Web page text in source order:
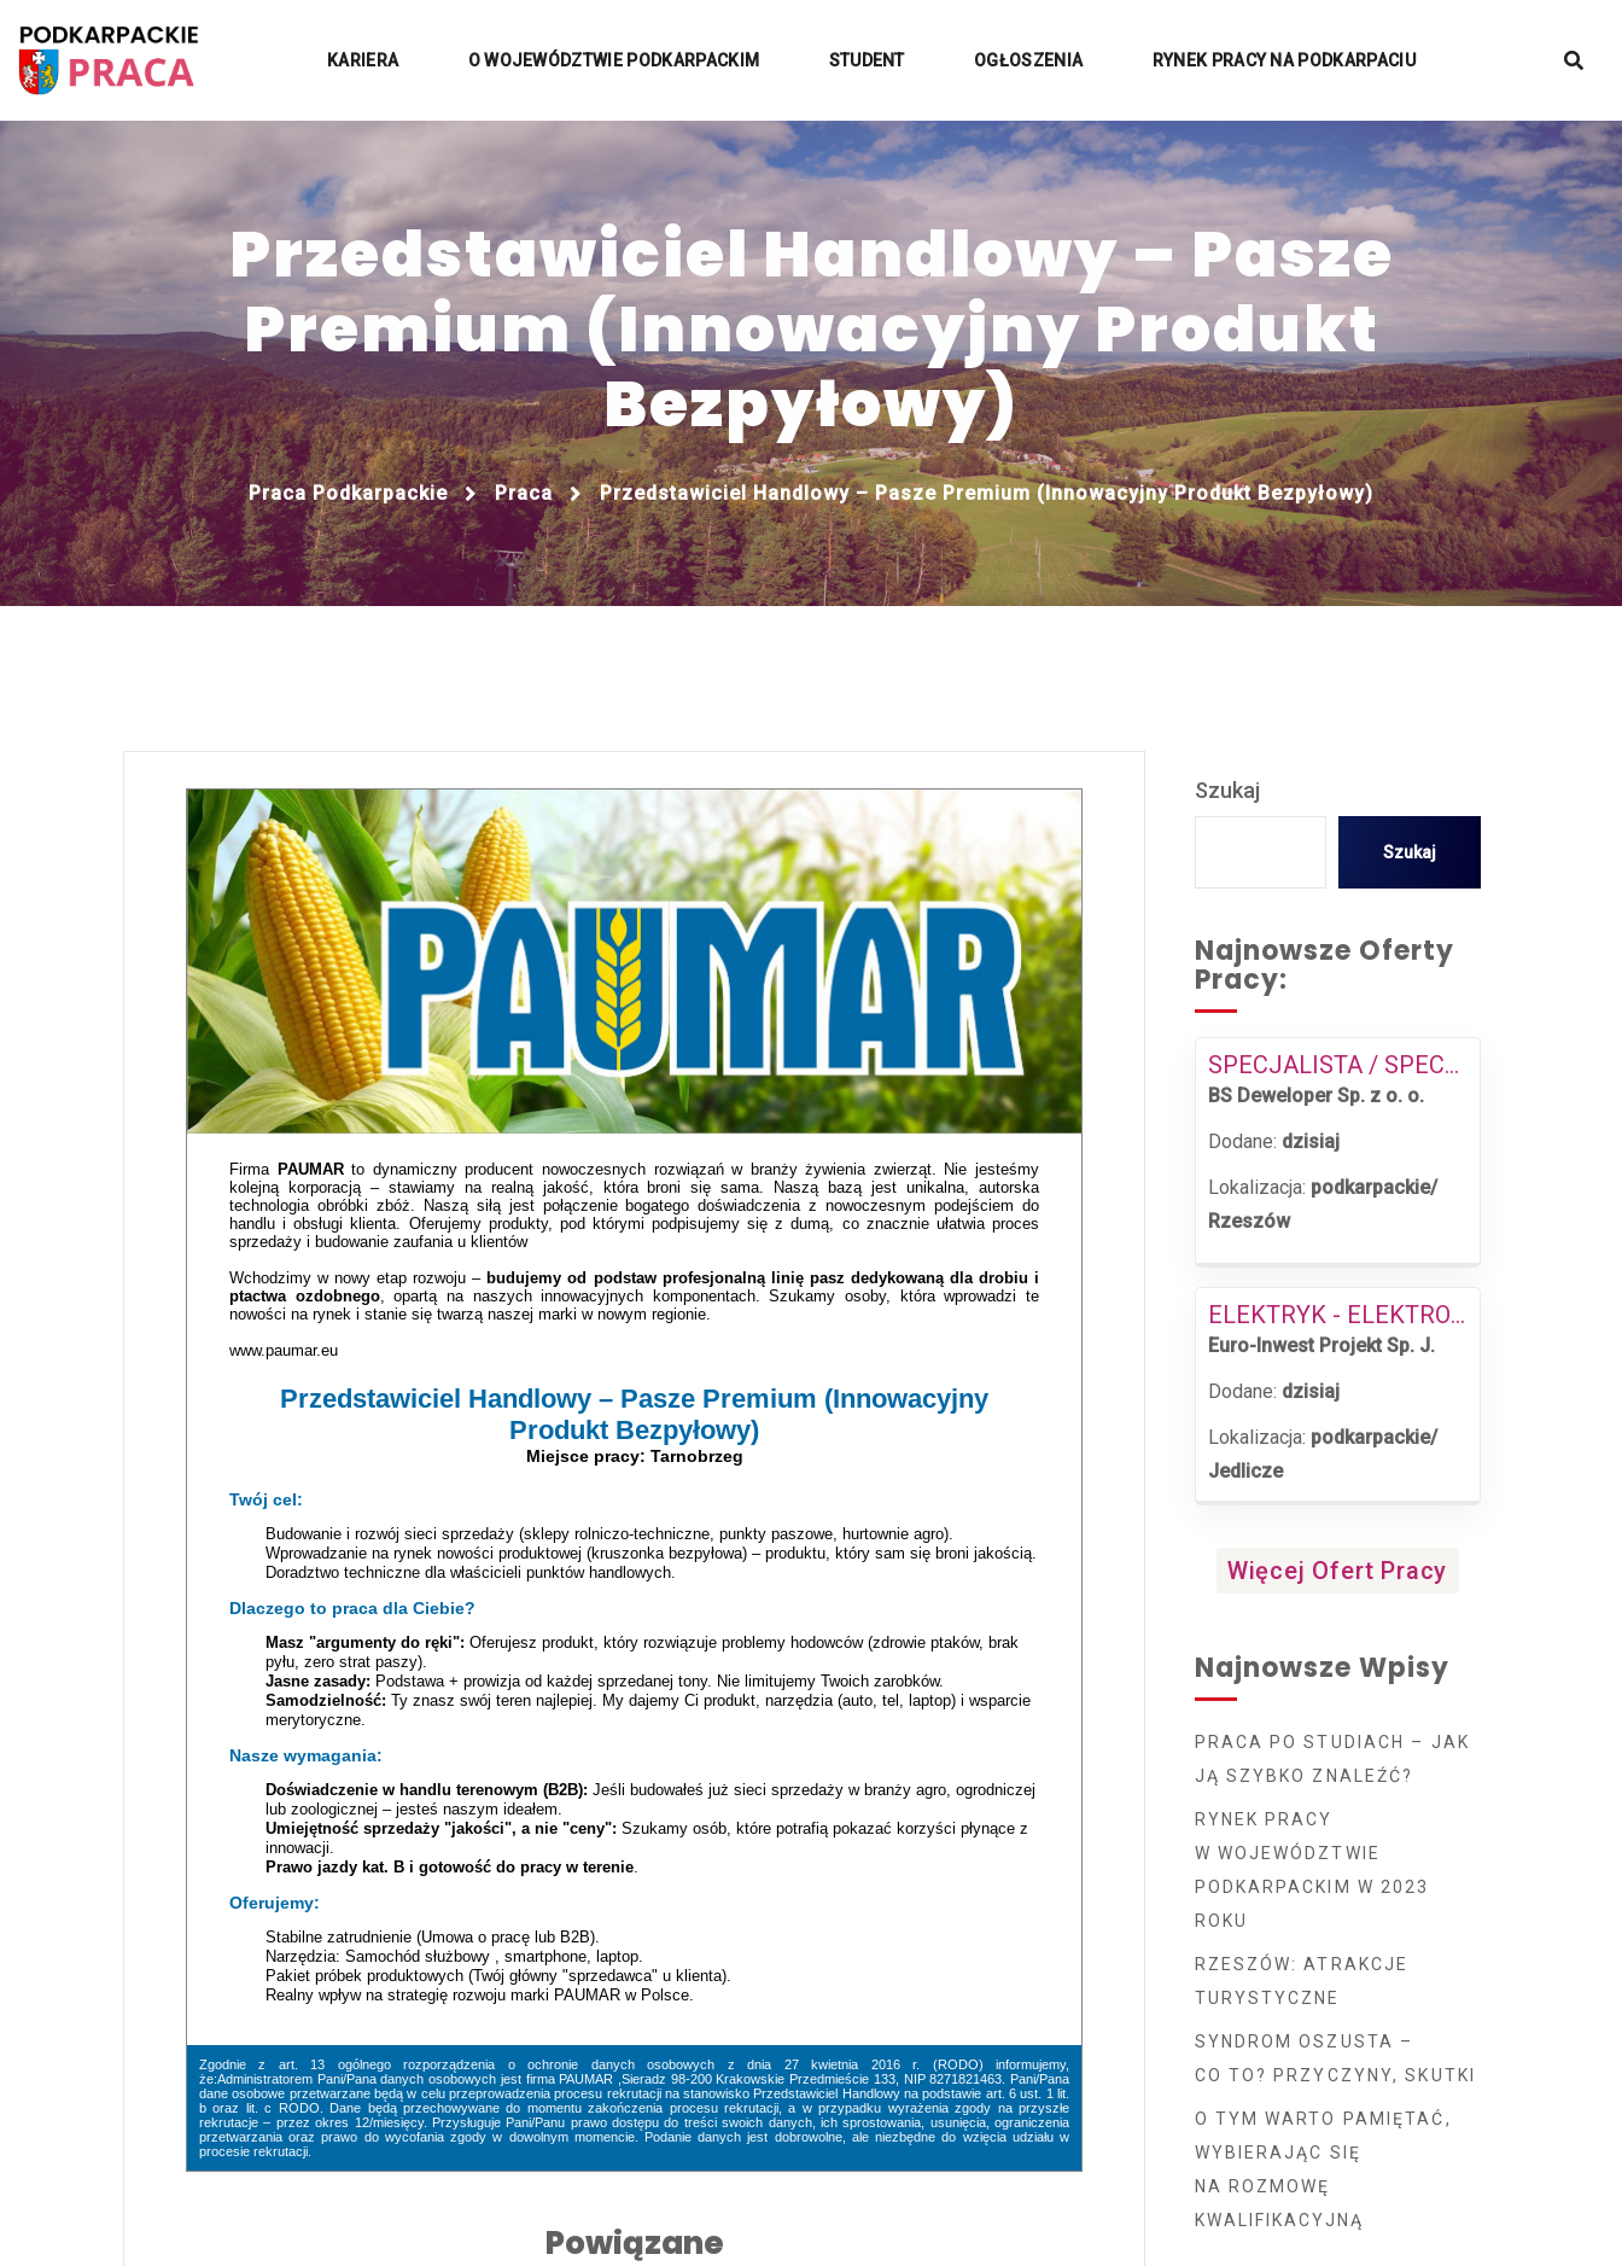
KARIERA O WOJEWÓDZTWIE PODKARPACKIM STUDENT OGŁOSZENIA RYNEK PRACY NA PODKARPACIU
Przedstawiciel Handlowy – Pasze
Premium (Innowacyjny Produkt
Bezpyłowy)
Praca Podkarpackie Praca Przedstawiciel Handlowy – Pasze Premium (Innowacyjny Produkt Bezpyłowy)
Firma PAUMARto dynamiczny producent nowoczesnych rozwiązań w branży żywienia zwierząt. Nie jesteśmy
kolejną korporacją – stawiamy na realną jakość, która broni się sama. Naszą bazą jest unikalna, autorska
technologia obróbki zbóż. Naszą siłą jest połączenie bogatego doświadczenia z nowoczesnym podejściem do
handlu i obsługi klienta. Oferujemy produkty, pod którymi podpisujemy się z dumą, co znacznie ułatwia proces
sprzedaży i budowanie zaufania u klientów
Wchodzimy w nowy etap rozwoju – budujemy od podstaw profesjonalną linię pasz dedykowaną dla drobiu i
ptactwa ozdobnego, opartą na naszych innowacyjnych komponentach. Szukamy osoby, która wprowadzi te
nowości na rynek i stanie się twarzą naszej marki w nowym regionie.
www.paumar.eu
Przedstawiciel Handlowy – Pasze Premium (Innowacyjny
Produkt Bezpyłowy)
Miejsce pracy: Tarnobrzeg
Twój cel:
Budowanie i rozwój sieci sprzedaży (sklepy rolniczo-techniczne, punkty paszowe, hurtownie agro).
Wprowadzanie na rynek nowości produktowej (kruszonka bezpyłowa) – produktu, który sam się broni jakością.
Doradztwo techniczne dla właścicieli punktów handlowych.
Dlaczego to praca dla Ciebie?
Masz "argumenty do ręki": Oferujesz produkt, który rozwiązuje problemy hodowców (zdrowie ptaków, brak
pyłu, zero strat paszy).
Jasne zasady: Podstawa + prowizja od każdej sprzedanej tony. Nie limitujemy Twoich zarobków.
Samodzielność: Ty znasz swój teren najlepiej. My dajemy Ci produkt, narzędzia (auto, tel, laptop) i wsparcie
merytoryczne.
Nasze wymagania:
Doświadczenie w handlu terenowym (B2B): Jeśli budowałeś już sieci sprzedaży w branży agro, ogrodniczej
lub zoologicznej – jesteś naszym ideałem.
Umiejętność sprzedaży "jakości", a nie "ceny": Szukamy osób, które potrafią pokazać korzyści płynące z
innowacji.
Prawo jazdy kat. B i gotowość do pracy w terenie.
Oferujemy:
Stabilne zatrudnienie (Umowa o pracę lub B2B).
Narzędzia: Samochód służbowy , smartphone, laptop.
Pakiet próbek produktowych (Twój główny "sprzedawca" u klienta).
Realny wpływ na strategię rozwoju marki PAUMAR w Polsce.
Zgodnie z art. 13 ogólnego rozporządzenia o ochronie danych osobowych z dnia 27 kwietnia 2016 r. (RODO) informujemy,
że:Administratorem Pani/Pana danych osobowych jest firma PAUMAR ,Sieradz 98-200 Krakowskie Przedmieście 133, NIP 8271821463. Pani/Pana
dane osobowe przetwarzane będą w celu przeprowadzenia procesu rekrutacji na stanowisko Przedstawiciel Handlowy na podstawie art. 6 ust. 1 lit.
b oraz lit. c RODO. Dane będą przechowywane do momentu zakończenia procesu rekrutacji, a w przypadku wyrażenia zgody na przyszłe
rekrutacje – przez okres 12/miesięcy. Przysługuje Pani/Panu prawo dostępu do treści swoich danych, ich sprostowania, usunięcia, ograniczenia
przetwarzania oraz prawo do wycofania zgody w dowolnym momencie. Podanie danych jest dobrowolne, ale niezbędne do wzięcia udziału w
procesie rekrutacji.
Powiązane
Szukaj
Szukaj
Najnowsze Oferty
Pracy:
SPECJALISTA / SPECJALISTKA DS. ROZLICZEŃ I FINANSÓW
BS Deweloper Sp. z o. o.
Dodane: dzisiaj
Lokalizacja: podkarpackie/
Rzeszów
ELEKTRYK - ELEKTROMONTER (K/M/O)
Euro-Inwest Projekt Sp. J.
Dodane: dzisiaj
Lokalizacja: podkarpackie/
Jedlicze
Więcej Ofert Pracy
Najnowsze Wpisy
PRACA PO STUDIACH – JAK
JĄ SZYBKO ZNALEŹĆ?
RYNEK PRACY
W WOJEWÓDZTWIE
PODKARPACKIM W 2023
ROKU
RZESZÓW: ATRAKCJE
TURYSTYCZNE
SYNDROM OSZUSTA –
CO TO? PRZYCZYNY, SKUTKI
O TYM WARTO PAMIĘTAĆ,
WYBIERAJĄC SIĘ
NA ROZMOWĘ
KWALIFIKACYJNĄ